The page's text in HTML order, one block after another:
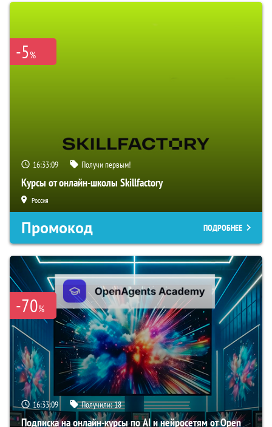
-5%
16:33:08 Получи первым!
Курсы от онлайн-школы Skillfactory
Россия
Промокод ПОДРОБНЕЕ
-70%
16:33:08 Получили:18
Подписка на онлайн-курсы по AI и нейросетям от Open